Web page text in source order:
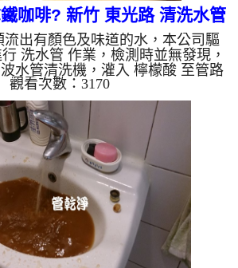
咖啡? 新竹 東光路 清洗水管
流出有顏色及味道的水，本公司驅
洗水管 作業，檢測時並無發現，
水管清洗機，灌入 檸檬酸 至管路
分，開啟 水管清洗機 ，啟動 螺旋
就洗出白棕色髒水，看起來就跟拿
就越髒顏色就越深，像是泥水，如
個小時後，出水變乾淨出水量變大
如水管老化，會產生鐵鏽跟泥沙堆
會是咖啡色，地下水含有氧化錳，
色管垢，洗出來的水會跟石油一樣
有些洗出綠色的水...
觀看次數：3170